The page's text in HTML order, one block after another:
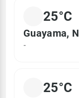
25°C
Guayama,
-
25°C